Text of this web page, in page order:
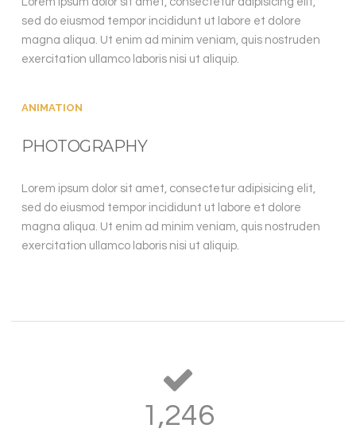
sed do eiusmod tempor incididunt ut labore et dolore
magna aliqua. Ut enim ad minim veniam, quis nostruden
exercitation ullamco laboris nisi ut aliquip.
ANIMATION
PHOTOGRAPHY
Lorem ipsum dolor sit amet, consectetur adipisicing elit,
sed do eiusmod tempor incididunt ut labore et dolore
magna aliqua. Ut enim ad minim veniam, quis nostruden
exercitation ullamco laboris nisi ut aliquip.
1,250